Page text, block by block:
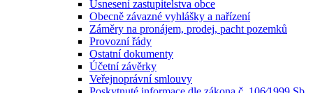
Usnesení zastupitelstva obce
Obecně závazné vyhlášky a nařízení
Záměry na pronájem, prodej, pacht pozemků
Provozní řády
Ostatní dokumenty
Účetní závěrky
Veřejnoprávní smlouvy